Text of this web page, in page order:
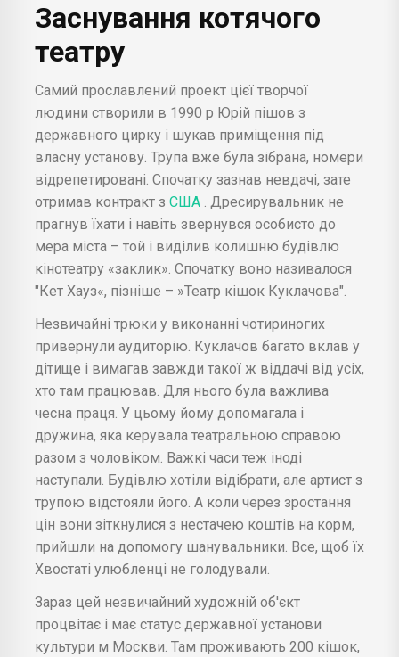
Заснування котячого
театру
Самий прославлений проект цієї творчої
людини створили в 1990 р Юрій пішов з
державного цирку і шукав приміщення під
власну установу. Трупа вже була зібрана, номери
відрепетировані. Спочатку зазнав невдачі, зате
отримав контракт з США . Дресирувальник не
прагнув їхати і навіть звернувся особисто до
мера міста – той і виділив колишню будівлю
кінотеатру «заклик». Спочатку воно називалося
"Кет Хауз«, пізніше – »Театр кішок Куклачова".
Незвичайні трюки у виконанні чотириногих
привернули аудиторію. Куклачов багато вклав у
дітище і вимагав завжди такої ж віддачі від усіх,
хто там працював. Для нього була важлива
чесна праця. У цьому йому допомагала і
дружина, яка керувала театральною справою
разом з чоловіком. Важкі часи теж іноді
наступали. Будівлю хотіли відібрати, але артист з
трупою відстояли його. А коли через зростання
цін вони зіткнулися з нестачею коштів на корм,
прийшли на допомогу шанувальники. Все, щоб їх
Хвостаті улюбленці не голодували.
Зараз цей незвичайний художній об'єкт
процвітає і має статус державної установи
культури м Москви. Там проживають 200 кішок,